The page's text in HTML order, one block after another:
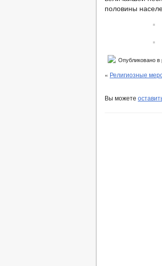
половины
Опубликовано в
« Религиозные
Вы можете